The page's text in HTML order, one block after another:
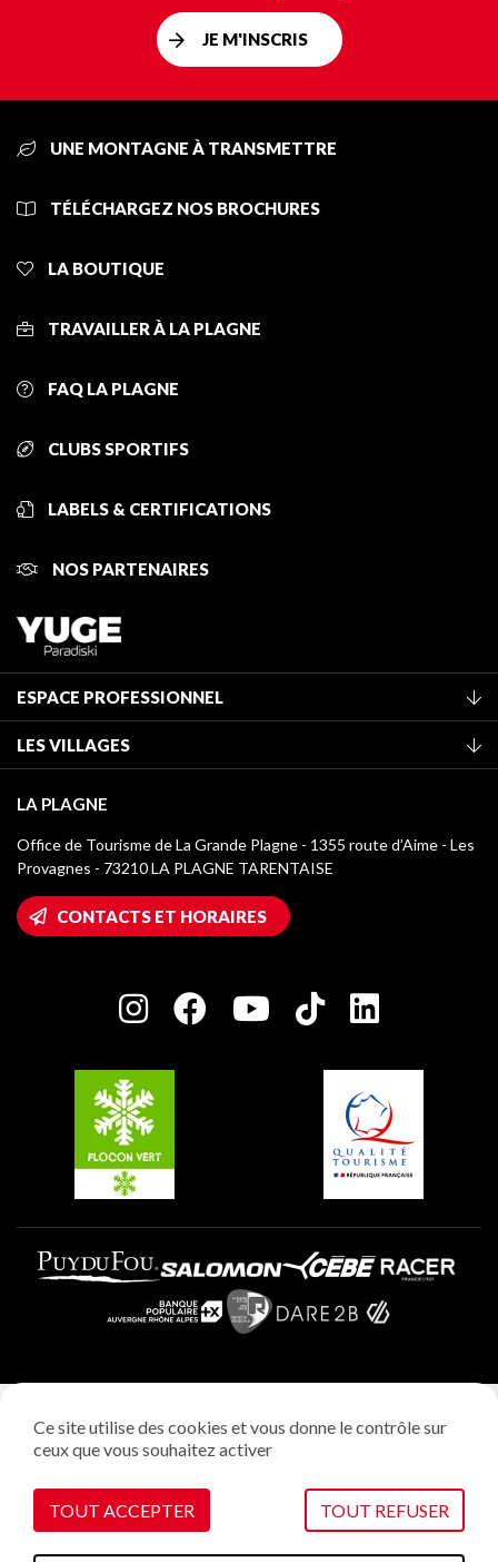
JE M'INSCRIS
UNE MONTAGNE À TRANSMETTRE
TÉLÉCHARGEZ NOS BROCHURES
LA BOUTIQUE
TRAVAILLER À LA PLAGNE
FAQ LA PLAGNE
CLUBS SPORTIFS
LABELS & CERTIFICATIONS
NOS PARTENAIRES
ESPACE PROFESSIONNEL
Classement des meublés
Taxe de séjour
Médiathèque
Logos La Plagne
Accès Wifi
Maison des Propriétaires
Charte des Acteurs Engagés
LES VILLAGES
Montchavin - Les Coches
Champagny-en-Vanoise
Plagne 1800
Plagne Villages
Plagne Aime 2000
LA PLAGNE
Office de Tourisme de La Grande Plagne - 1355 route d’Aime - Les
Provagnes - 73210 LA PLAGNE TARENTAISE
CONTACTS ET HORAIRES
Gestion des cookies
Ce site utilise des cookies et vous donne le contrôle sur
ceux que vous souhaitez activer
TOUT ACCEPTER TOUT REFUSER